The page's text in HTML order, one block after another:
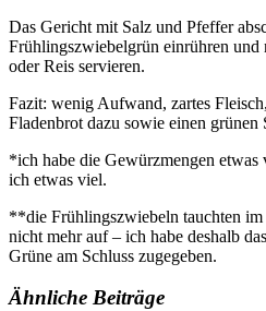
Das Gericht mit Salz und Pfeffer
Frühlingszwiebelgrün einrühren und
oder Reis servieren.
Fazit: wenig Aufwand, zartes
Fladenbrot dazu sowie einen grünen
*ich habe die Gewürzmengen
ich etwas viel.
**die Frühlingszwiebeln tauchten
nicht mehr auf – ich habe deshalb
Grüne am Schluss zugegeben.
Ähnliche Beiträge